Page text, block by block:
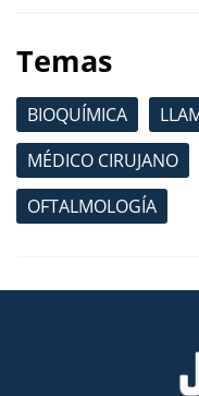
Temas
BIOQUÍMICA
MÉDICO CIRUJANO
OFTALMOLOGÍA